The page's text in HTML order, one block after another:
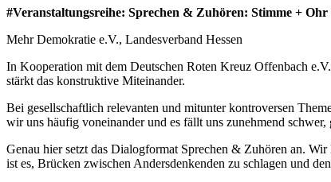
#Veranstaltungsreihe: Sprechen & Zuhören: Stimme +
Mehr Demokratie e.V., Landesverband Hessen
In Kooperation mit dem Deutschen Roten Kreuz Offenbach
stärkt das konstruktive Miteinander.
Bei gesellschaftlich relevanten und mitunter kontroversen
wir uns häufig voneinander und es fällt uns zunehmend
Genau hier setzt das Dialogformat Sprechen & Zuhören an.
ist es, Brücken zwischen Andersdenkenden zu schlagen und